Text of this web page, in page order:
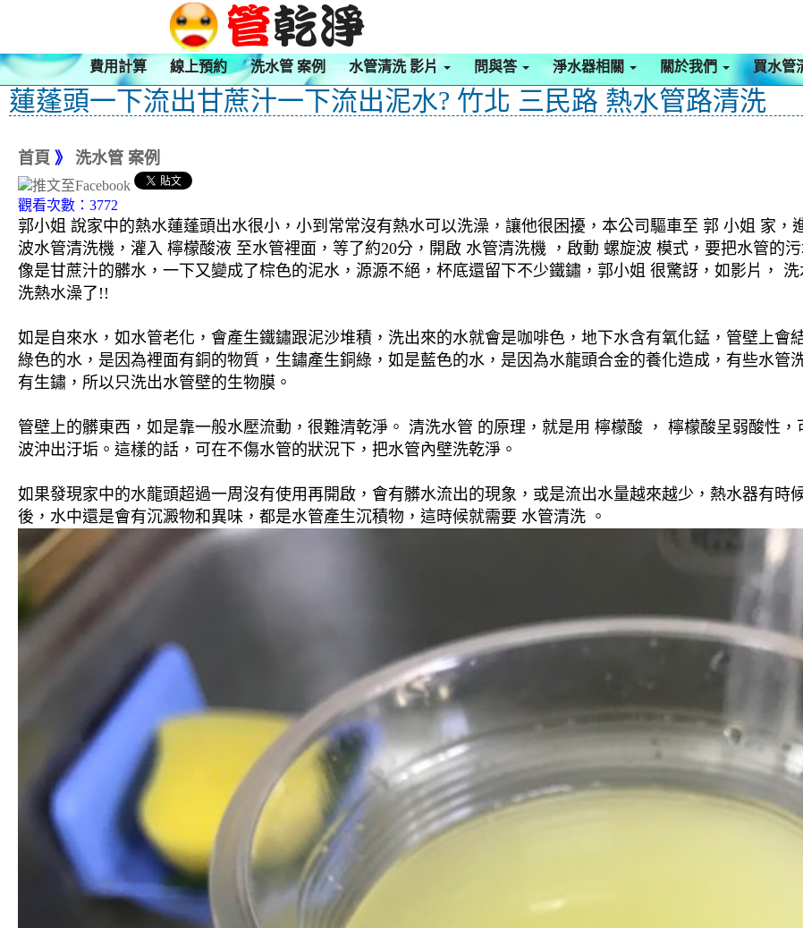
費用計算 線上預約 洗水管 案例 水管清洗 影片 問與答 淨水器相關 關於我們 買水管
蓮蓬頭一下流出甘蔗汁一下流出泥水? 竹北 三民路 熱水管路清洗
首頁 》 洗水管 案例
觀看次數：3772
郭小姐 說家中的熱水蓮蓬頭出水很小，小到常常沒有熱水可以洗澡，讓他很困擾，本公司驅車至 郭 小姐 家，
波水管清洗機，灌入 檸檬酸液 至水管裡面，等了約20分，開啟 水管清洗機 ，啟動 螺旋波 模式，要把水管的
像是甘蔗汁的髒水，一下又變成了棕色的泥水，源源不絕，杯底還留下不少鐵鏽，郭小姐 很驚訝，如影片，
洗熱水澡了!!
如是自來水，如水管老化，會產生鐵鏽跟泥沙堆積，洗出來的水就會是咖啡色，地下水含有氧化錳，管壁上會
綠色的水，是因為裡面有銅的物質，生鏽產生銅綠，如是藍色的水，是因為水龍頭合金的養化造成，有些水管
有生鏽，所以只洗出水管壁的生物膜。
管壁上的髒東西，如是靠一般水壓流動，很難清乾淨。 清洗水管 的原理，就是用 檸檬酸 ， 檸檬酸呈弱酸性
波沖出汙垢。這樣的話，可在不傷水管的狀況下，把水管內壁洗乾淨。
如果發現家中的水龍頭超過一周沒有使用再開啟，會有髒水流出的現象，或是流出水量越來越少，熱水器有時
後，水中還是會有沉澱物和異味，都是水管產生沉積物，這時候就需要 水管清洗 。